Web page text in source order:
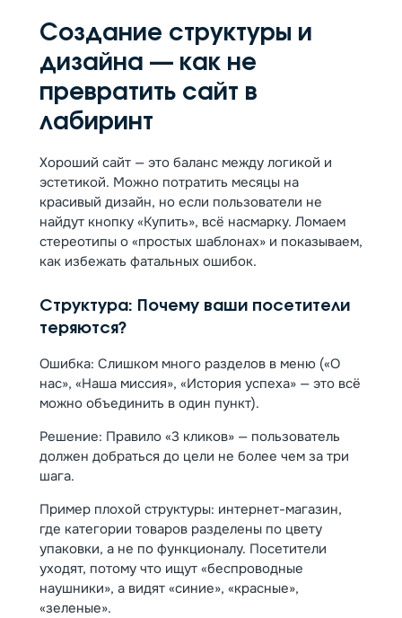
Создание структуры и
дизайна — как не
превратить сайт в
лабиринт
Хороший сайт — это баланс между логикой и
эстетикой. Можно потратить месяцы на
красивый дизайн, но если пользователи не
найдут кнопку «Купить», всё насмарку. Ломаем
стереотипы о «простых шаблонах» и показываем,
как избежать фатальных ошибок.
Структура: Почему ваши посетители
теряются?
Ошибка: Слишком много разделов в меню («О
нас», «Наша миссия», «История успеха» — это всё
можно объединить в один пункт).
Решение: Правило «3 кликов» — пользователь
должен добраться до цели не более чем за три
шага.
Пример плохой структуры: интернет-магазин,
где категории товаров разделены по цвету
упаковки, а не по функционалу. Посетители
уходят, потому что ищут «беспроводные
наушники», а видят «синие», «красные»,
«зеленые».